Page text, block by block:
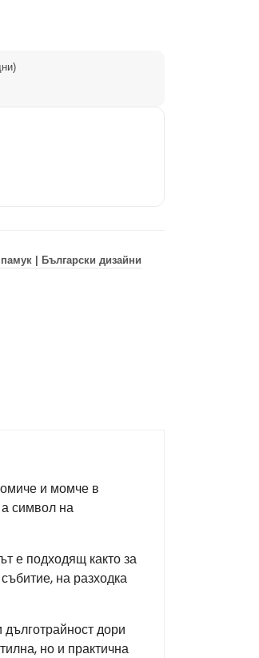
| Български дизайни
и момче в
символ на
е подходящ както за
на разходка
дори
но и практична